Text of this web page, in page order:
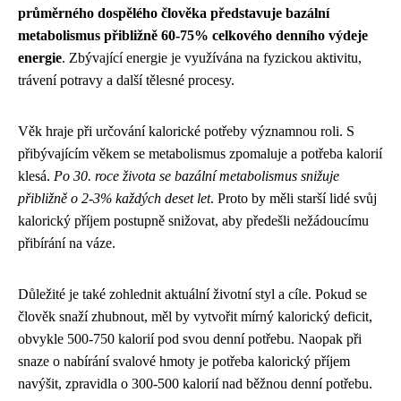
průměrného dospělého člověka představuje bazální
metabolismus přibližně 60-75% celkového denního výdeje
energie. Zbývající energie je využívána na fyzickou aktivitu,
trávení potravy a další tělesné procesy.
Věk hraje při určování kalorické potřeby významnou roli. S
přibývajícím věkem se metabolismus zpomaluje a potřeba kalorií
klesá. Po 30. roce života se bazální metabolismus snižuje
přibližně o 2-3% každých deset let. Proto by měli starší lidé svůj
kalorický příjem postupně snižovat, aby předešli nežádoucímu
přibírání na váze.
Důležité je také zohlednit aktuální životní styl a cíle. Pokud se
člověk snaží zhubnout, měl by vytvořit mírný kalorický deficit,
obvykle 500-750 kalorií pod svou denní potřebu. Naopak při
snaze o nabírání svalové hmoty je potřeba kalorický příjem
navýšit, zpravidla o 300-500 kalorií nad běžnou denní potřebu.